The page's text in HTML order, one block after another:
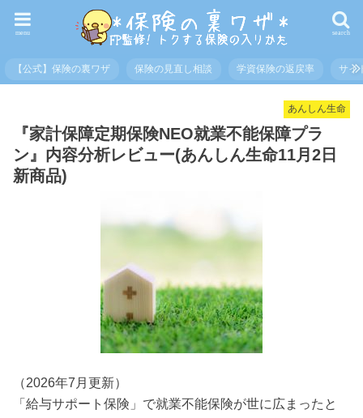
search
menu
【公式】保険の裏ワザ 保険の見直し相談 学資保険の返戻率 サイ
あんしん生命
『家計保障定期保険NEO就業不能保障プラ
ン』内容分析レビュー(あんしん生命11月2日
新商品)
（2026年7月更新）
「給与サポート保険」で就業不能保険が世に広まったと